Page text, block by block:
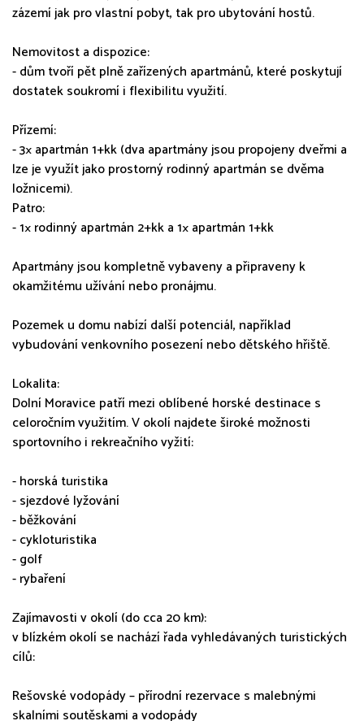
zázemí jak pro vlastní pobyt, tak pro ubytování hostů.
Nemovitost a dispozice:
- dům tvoří pět plně zařízených apartmánů, které poskytují
dostatek soukromí i flexibilitu využití.
Přízemí:
- 3× apartmán 1+kk (dva apartmány jsou propojeny dveřmi a
lze je využít jako prostorný rodinný apartmán se dvěma
ložnicemi).
Patro:
- 1× rodinný apartmán 2+kk a 1× apartmán 1+kk
Apartmány jsou kompletně vybaveny a připraveny k
okamžitému užívání nebo pronájmu.
Pozemek u domu nabízí další potenciál, například
vybudování venkovního posezení nebo dětského hřiště.
Lokalita:
Dolní Moravice patří mezi oblíbené horské destinace s
celoročním využitím. V okolí najdete široké možnosti
sportovního i rekreačního vyžití:
- horská turistika
- sjezdové lyžování
- běžkování
- cykloturistika
- golf
- rybaření
Zajímavosti v okolí (do cca 20 km):
v blízkém okolí se nachází řada vyhledávaných turistických
cílů:
Rešovské vodopády – přírodní rezervace s malebnými
skalními soutěskami a vodopády